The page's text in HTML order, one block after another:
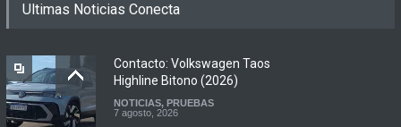
Ultimas Noticias Conecta
Contacto: Volkswagen Taos
Highline Bitono (2026)
NOTICIAS, PRUEBAS
7 agosto, 2026